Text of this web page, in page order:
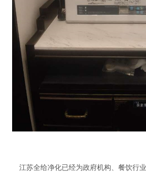
江苏全给净化已经为政府机构、餐饮行